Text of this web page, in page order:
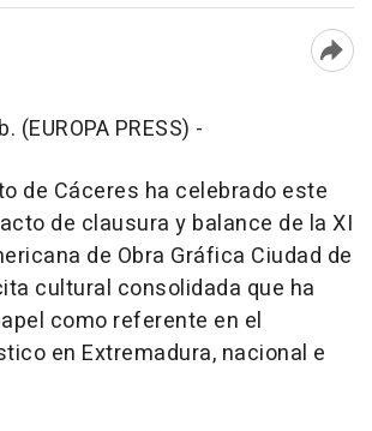
(EUROPA PRESS) -
de Cáceres ha celebrado este
de clausura y balance de la XI
de Obra Gráfica Ciudad de
cultural consolidada que ha
como referente en el
en Extremadura, nacional e